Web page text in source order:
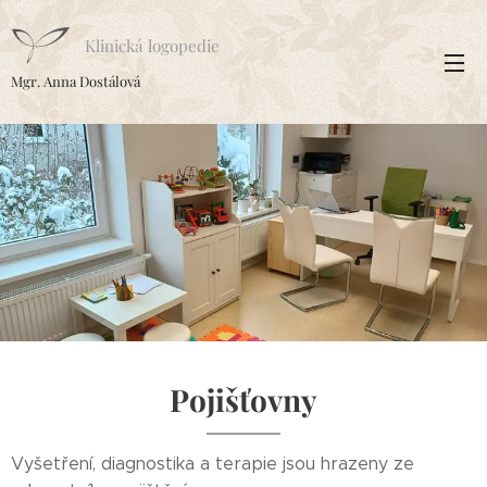
Klinická logopedie
Mgr. Anna Dostálová
Pojišťovny
Vyšetření, diagnostika a terapie jsou hrazeny ze